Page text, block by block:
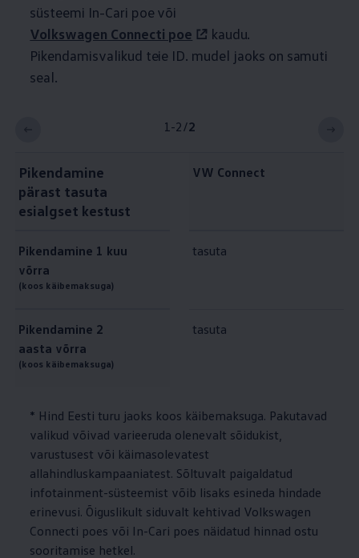
süsteemi In-Cari poe või
Volkswagen Connecti poe
kaudu.
Pikendamisvalikud teie ID. mudel jaoks on samuti
seal.
1-2/2
Pikendamine
pärast tasuta
esialgset kestust
VW Connect
Pikendamine 1 kuu
võrra
(koos käibemaksuga)
tasuta
Pikendamine 2
aasta võrra
(koos käibemaksuga)
tasuta
* Hind Eesti turu jaoks koos käibemaksuga. Pakutavad
valikud võivad varieeruda olenevalt sõidukist,
varustusest või käimasolevatest
allahindluskampaaniatest. Sõltuvalt paigaldatud
infotainment-süsteemist võib lisaks esineda hindade
erinevusi. Õiguslikult siduvalt kehtivad Volkswagen
Connecti poes või In-Cari poes näidatud hinnad ostu
sooritamise hetkel.